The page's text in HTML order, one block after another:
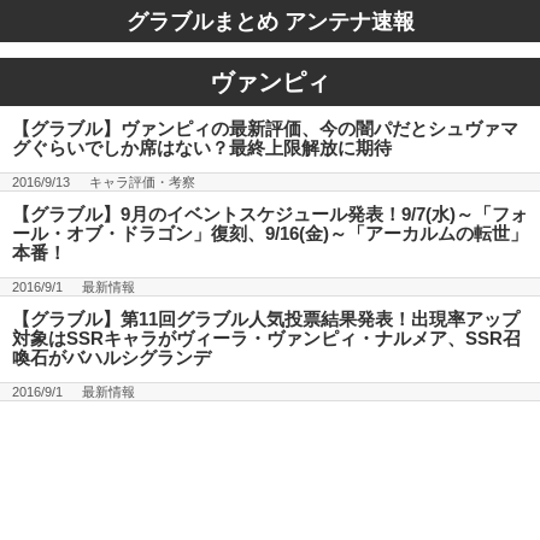
グラブルまとめ アンテナ速報
ヴァンピィ
【グラブル】ヴァンピィの最新評価、今の闇パだとシュヴァマ
グぐらいでしか席はない？最終上限解放に期待
2016/9/13 キャラ評価・考察
【グラブル】9月のイベントスケジュール発表！9/7(水)～「フォ
ール・オブ・ドラゴン」復刻、9/16(金)～「アーカルムの転世」
本番！
2016/9/1 最新情報
【グラブル】第11回グラブル人気投票結果発表！出現率アップ
対象はSSRキャラがヴィーラ・ヴァンピィ・ナルメア、SSR召
喚石がバハルシグランデ
2016/9/1 最新情報